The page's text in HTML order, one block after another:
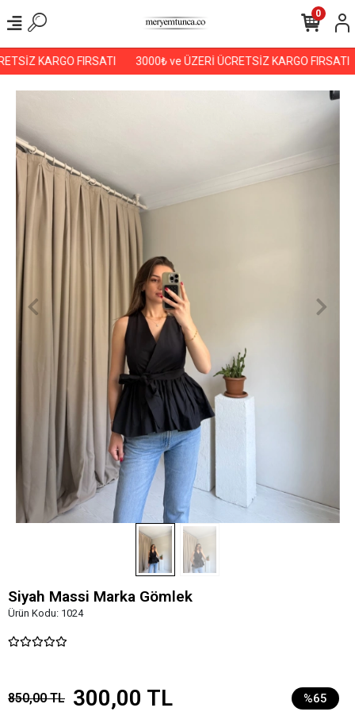
KARGO FIRSATI 3000₺ ve ÜZERİ ÜCRETSİZ KARGO FIRSATI
0
Siyah Massi Marka Gömlek
Ürün Kodu: 1024
850,00 TL 300,00 TL %65